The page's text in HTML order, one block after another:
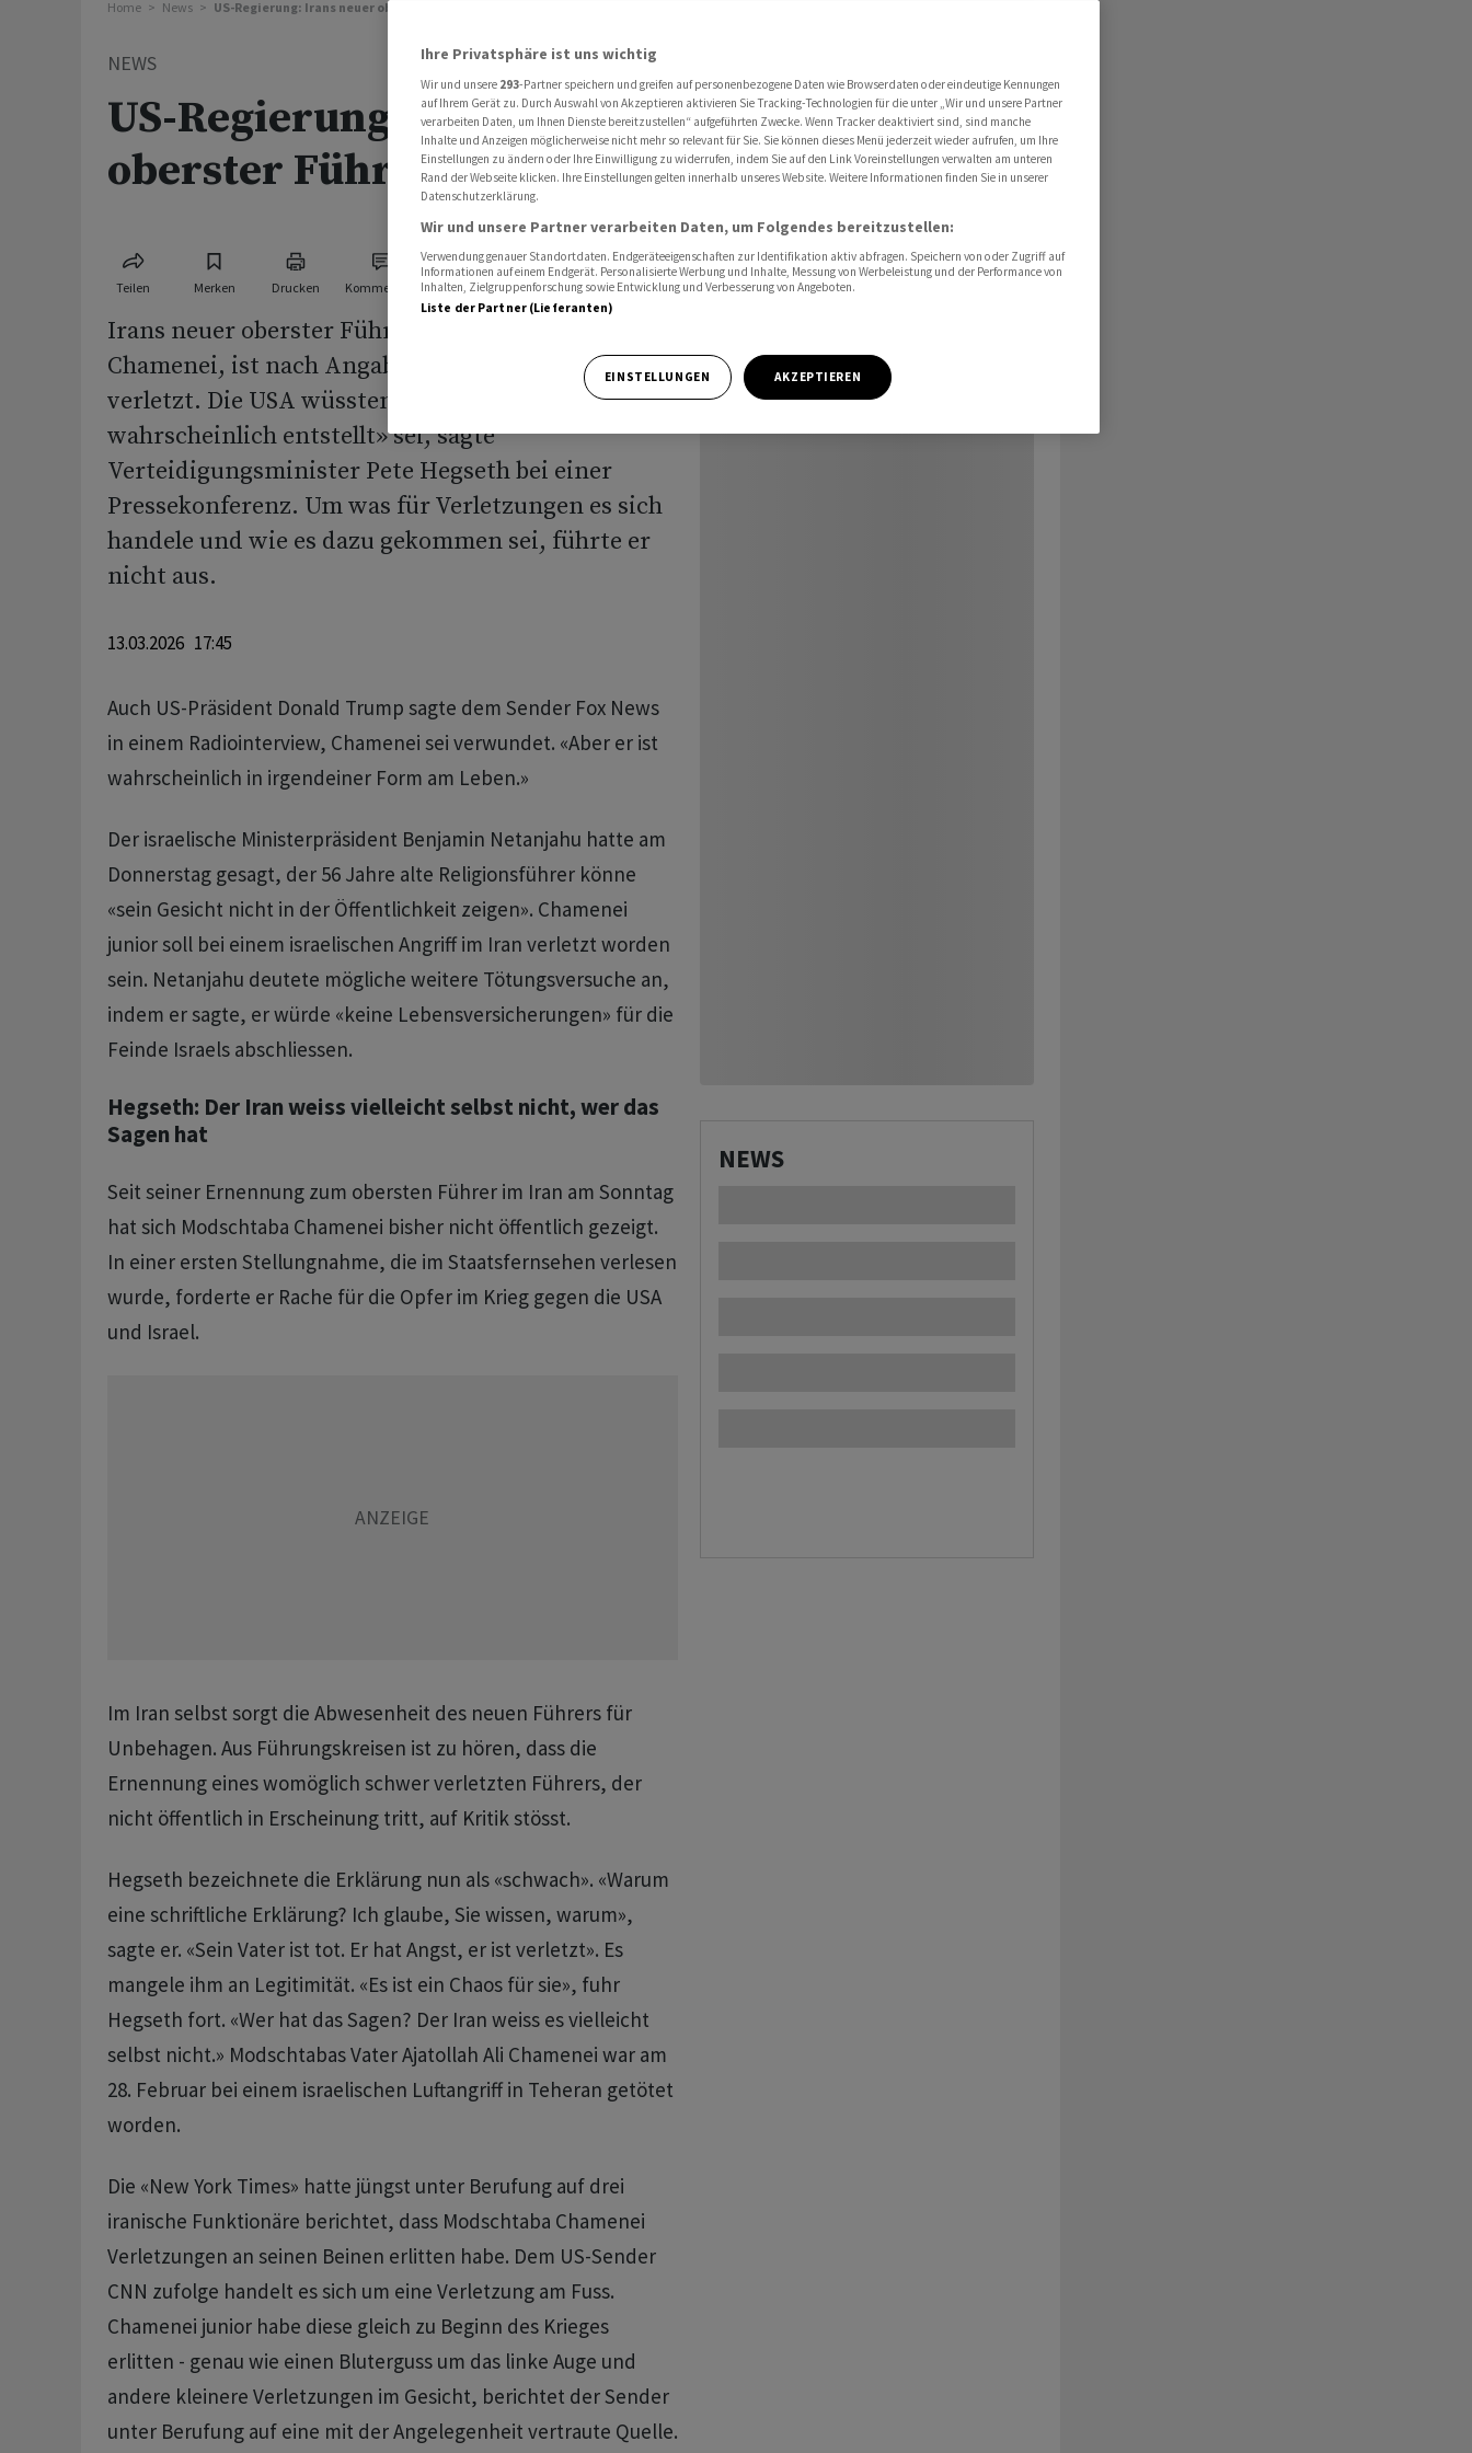
Home News US-Regierung: Irans neuer oberster Führer ist verletzt
NEWS
US-Regierung: Irans neuer
oberster Führer ist verletzt
Teilen Merken Drucken Kommentare
Irans neuer oberster Führer, Modschtaba
Chamenei, ist nach Angaben der US-Regierung
verletzt. Die USA wüssten, dass er «verwundet und
wahrscheinlich entstellt» sei, sagte
Verteidigungsminister Pete Hegseth bei einer
Pressekonferenz. Um was für Verletzungen es sich
handele und wie es dazu gekommen sei, führte er
nicht aus.
13.03.2026 17:45
Auch US-Präsident Donald Trump sagte dem Sender Fox News
in einem Radiointerview, Chamenei sei verwundet. «Aber er ist
wahrscheinlich in irgendeiner Form am Leben.»
Der israelische Ministerpräsident Benjamin Netanjahu hatte am
Donnerstag gesagt, der 56 Jahre alte Religionsführer könne
«sein Gesicht nicht in der Öffentlichkeit zeigen». Chamenei
junior soll bei einem israelischen Angriff im Iran verletzt worden
sein. Netanjahu deutete mögliche weitere Tötungsversuche an,
indem er sagte, er würde «keine Lebensversicherungen» für die
Feinde Israels abschliessen.
Hegseth: Der Iran weiss vielleicht selbst nicht, wer das
Sagen hat
Seit seiner Ernennung zum obersten Führer im Iran am Sonntag
hat sich Modschtaba Chamenei bisher nicht öffentlich gezeigt.
In einer ersten Stellungnahme, die im Staatsfernsehen verlesen
wurde, forderte er Rache für die Opfer im Krieg gegen die USA
und Israel.
Im Iran selbst sorgt die Abwesenheit des neuen Führers für
Unbehagen. Aus Führungskreisen ist zu hören, dass die
Ernennung eines womöglich schwer verletzten Führers, der
nicht öffentlich in Erscheinung tritt, auf Kritik stösst.
Hegseth bezeichnete die Erklärung nun als «schwach». «Warum
eine schriftliche Erklärung? Ich glaube, Sie wissen, warum»,
sagte er. «Sein Vater ist tot. Er hat Angst, er ist verletzt». Es
mangele ihm an Legitimität. «Es ist ein Chaos für sie», fuhr
Hegseth fort. «Wer hat das Sagen? Der Iran weiss es vielleicht
selbst nicht.» Modschtabas Vater Ajatollah Ali Chamenei war am
28. Februar bei einem israelischen Luftangriff in Teheran getötet
worden.
Die «New York Times» hatte jüngst unter Berufung auf drei
iranische Funktionäre berichtet, dass Modschtaba Chamenei
Verletzungen an seinen Beinen erlitten habe. Dem US-Sender
CNN zufolge handelt es sich um eine Verletzung am Fuss.
Chamenei junior habe diese gleich zu Beginn des Krieges
erlitten - genau wie einen Bluterguss um das linke Auge und
andere kleinere Verletzungen im Gesicht, berichtet der Sender
unter Berufung auf eine mit der Angelegenheit vertraute Quelle.
NEWS
Ihre Privatsphäre ist uns wichtig
Wir und unsere 293-Partner speichern und greifen auf personenbezogene Daten wie Browserdaten oder eindeutige Kennungen
auf Ihrem Gerät zu. Durch Auswahl von Akzeptieren aktivieren Sie Tracking-Technologien für die unter „Wir und unsere Partner
verarbeiten Daten, um Ihnen Dienste bereitzustellen“ aufgeführten Zwecke. Wenn Tracker deaktiviert sind, sind manche
Inhalte und Anzeigen möglicherweise nicht mehr so relevant für Sie. Sie können dieses Menü jederzeit wieder aufrufen, um Ihre
Einstellungen zu ändern oder Ihre Einwilligung zu widerrufen, indem Sie auf den Link Voreinstellungen verwalten am unteren
Rand der Webseite klicken. Ihre Einstellungen gelten innerhalb unseres Website. Weitere Informationen finden Sie in unserer
Datenschutzerklärung.
Wir und unsere Partner verarbeiten Daten, um Folgendes bereitzustellen:
Verwendung genauer Standortdaten. Endgeräteeigenschaften zur Identifikation aktiv abfragen. Speichern von oder Zugriff auf
Informationen auf einem Endgerät. Personalisierte Werbung und Inhalte, Messung von Werbeleistung und der Performance von
Inhalten, Zielgruppenforschung sowie Entwicklung und Verbesserung von Angeboten.
Liste der Partner (Lieferanten)
EINSTELLUNGEN AKZEPTIEREN